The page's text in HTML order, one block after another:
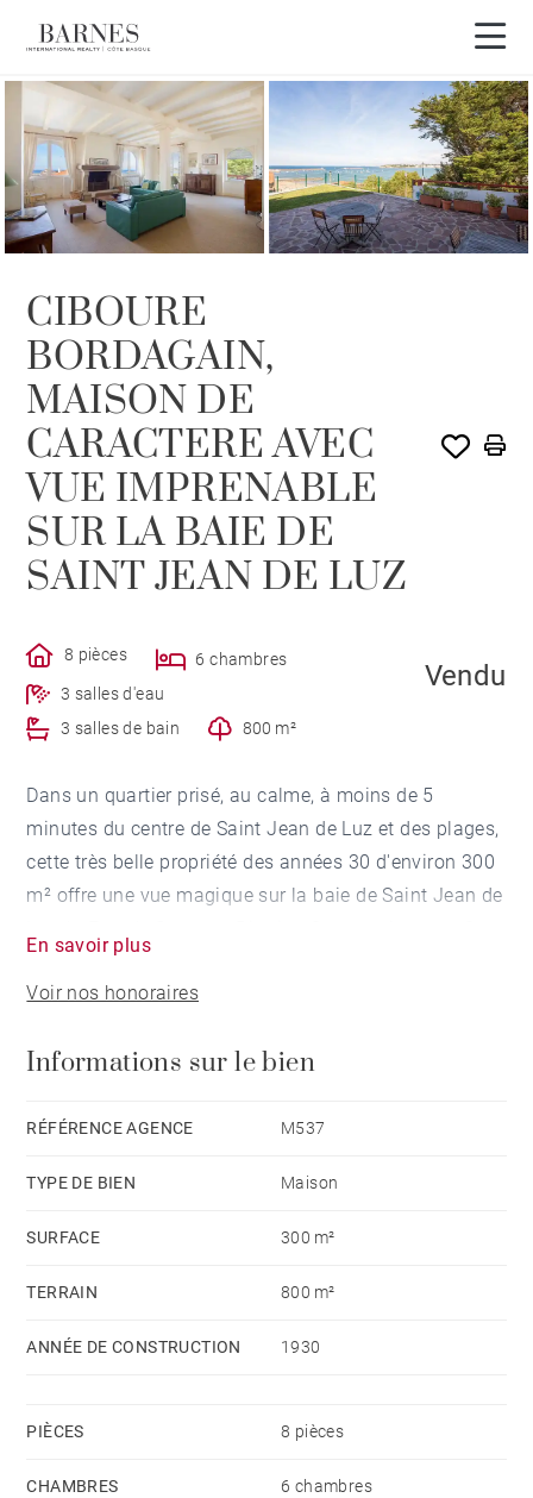
VENDU PAR BARNES
CIBOURE
BORDAGAIN,
MAISON DE
CARACTERE AVEC
VUE IMPRENABLE
SUR LA BAIE DE
SAINT JEAN DE LUZ
8 pièces
6 chambres
3 salles d'eau
3 salles de bain
800 m²
Vendu
Dans un quartier prisé, au calme, à moins de 5
minutes du centre de Saint Jean de Luz et des plages,
cette très belle propriété des années 30 d'environ 300
m² offre une vue magique sur la baie de Saint Jean de
niveaux comporte de beaux espaces de réception et 6
chambres. Grand sous sol avec possibilité
fermé pour 1 voiture.
En savoir plus
Voir nos honoraires
Informations sur le bien
RÉFÉRENCE AGENCE M537
TYPE DE BIEN Maison
SURFACE 300 m²
TERRAIN 800 m²
ANNÉE DE CONSTRUCTION 1930
PIÈCES 8 pièces
CHAMBRES 6 chambres